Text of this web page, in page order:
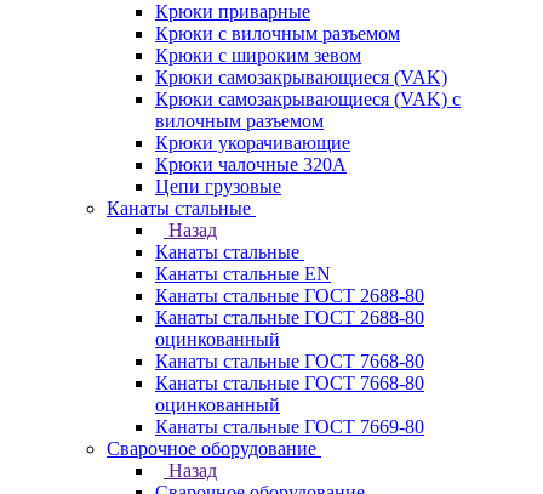
Крюки приварные
Крюки с вилочным разъемом
Крюки с широким зевом
Крюки самозакрывающиеся (VAK)
Крюки самозакрывающиеся (VAK) с
вилочным разъемом
Крюки укорачивающие
Крюки чалочные 320А
Цепи грузовые
Канаты стальные
Назад
Канаты стальные
Канаты стальные EN
Канаты стальные ГОСТ 2688-80
Канаты стальные ГОСТ 2688-80
оцинкованный
Канаты стальные ГОСТ 7668-80
Канаты стальные ГОСТ 7668-80
оцинкованный
Канаты стальные ГОСТ 7669-80
Сварочное оборудование
Назад